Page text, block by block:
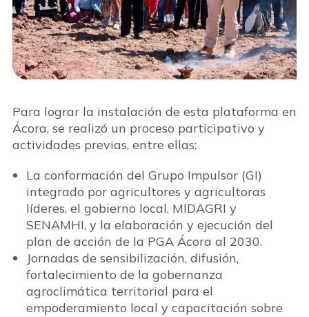
Para lograr la instalación de esta plataforma en
Ácora, se realizó un proceso participativo y
actividades previas, entre ellas:
La conformación del Grupo Impulsor (GI)
integrado por agricultores y agricultoras
líderes, el gobierno local, MIDAGRI y
SENAMHI, y la elaboración y ejecución del
plan de acción de la PGA Ácora al 2030.
Jornadas de sensibilización, difusión,
fortalecimiento de la gobernanza
agroclimática territorial para el
empoderamiento local y capacitación sobre